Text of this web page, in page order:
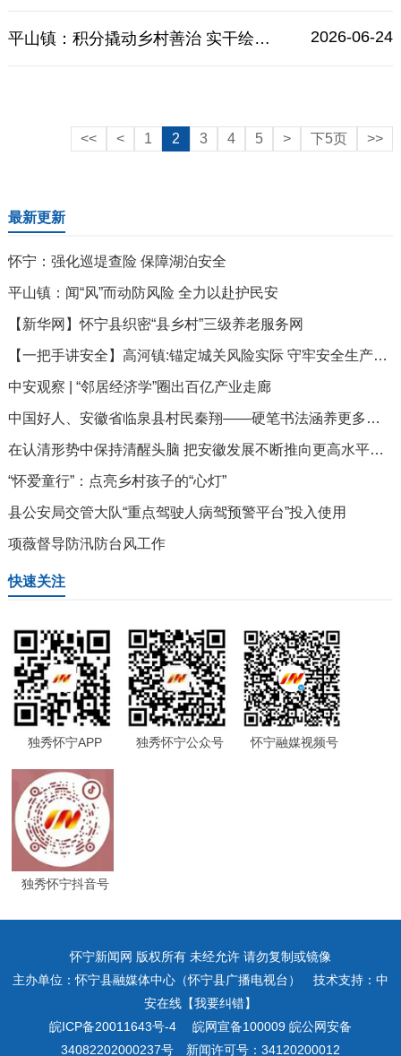
平山镇：积分撬动乡村善治 实干绘就和美家园 2026-06-24
<< < 1 2 3 4 5 > 下5页 >>
最新更新
怀宁：强化巡堤查险 保障湖泊安全
平山镇：闻“风”而动防风险 全力以赴护民安
【新华网】怀宁县织密“县乡村”三级养老服务网
【一把手讲安全】高河镇:锚定城关风险实际 守牢安全生产底线
中安观察 | “邻居经济学”圈出百亿产业走廊
中国好人、安徽省临泉县村民秦翔——硬笔书法涵养更多村里娃（守望）
在认清形势中保持清醒头脑 把安徽发展不断推向更高水平更高质量
“怀爱童行”：点亮乡村孩子的“心灯”
县公安局交管大队“重点驾驶人病驾预警平台”投入使用
项薇督导防汛防台风工作
快速关注
独秀怀宁APP 独秀怀宁公众号 怀宁融媒视频号
独秀怀宁抖音号
怀宁新闻网 版权所有 未经允许 请勿复制或镜像
主办单位：怀宁县融媒体中心（怀宁县广播电视台） 技术支持：中
安在线【我要纠错】
皖ICP备20011643号-4皖网宣备100009 皖公网安备
34082202000237号 新闻许可号：34120200012